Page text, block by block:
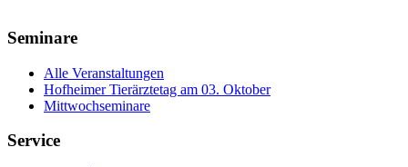
Seminare
Alle Veranstaltungen
Hofheimer Tierärztetag am 03. Oktober
Mittwochseminare
Service